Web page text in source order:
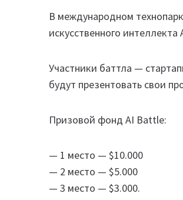
В международном
искусственного интеллекта
Участники баттла —
будут презентовать свои
Призовой фонд AI Battle:
— 1 место — $10.000
— 2 место — $5.000
— 3 место — $3.000.